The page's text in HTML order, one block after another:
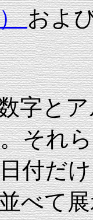
およ
とア
それ
付だ
べて